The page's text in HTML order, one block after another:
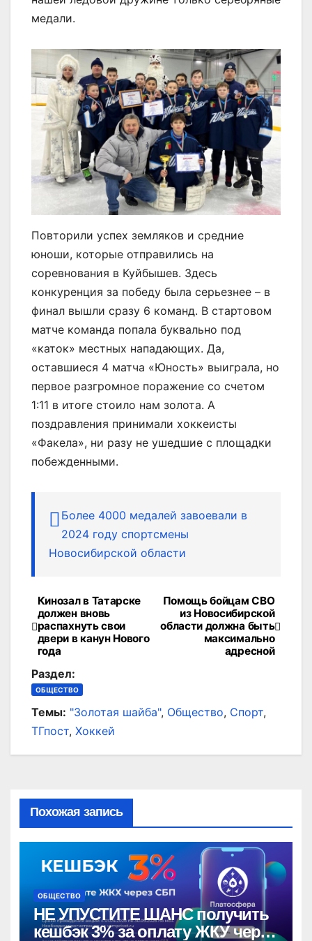
медали.
Повторили успех земляков и средние
юноши, которые отправились на
соревнования в Куйбышев. Здесь
конкуренция за победу была серьезнее – в
финал вышли сразу 6 команд. В стартовом
матче команда попала буквально под
«каток» местных нападающих. Да,
оставшиеся 4 матча «Юность» выиграла, но
первое разгромное поражение со счетом
1:11 в итоге стоило нам золота. А
поздравления принимали хоккеисты
«Факела», ни разу не ушедшие с площадки
побежденными.
Более 4000 медалей завоевали в
2024 году спортсмены
Новосибирской области
Навигация
по
записям
Помощь бойцам СВО
из Новосибирской
области должна быть
максимально
адресной
Кинозал в Татарске
должен вновь
распахнуть свои
двери в канун Нового
года
Раздел:
ОБЩЕСТВО
Темы: "Золотая шайба", Общество, Спорт,
ТГпост, Хоккей
Похожая запись
ОБЩЕСТВО
НЕ УПУСТИТЕ ШАНС получить
кешбэк 3% за оплату ЖКУ через